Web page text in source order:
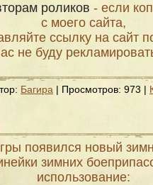
роликов - если
с моего сайта,
ссылку на сайт
не буду
Багира | Просмотров: 973 |
появился новый
зимних
использование: